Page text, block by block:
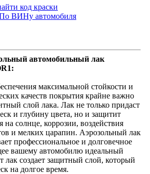
код краски
ВИНу автомобиля
автомобильный лак
максимальной стойкости и
качеств покрытия крайне важно
слой лака. Лак не только придаст
и глубину цвета, но и защитит
на солнце, коррозии, воздействия
и мелких царапин. Аэрозольный лак
профессиональное и долговечное
вашему автомобилю идеальный
лак создает защитный слой, который
на долгое время.